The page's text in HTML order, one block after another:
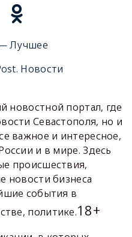
Лучшее
Новости
новостной портал, где
Севастополя, но и
важное и интересное,
и в мире. Здесь
происшествия,
новости бизнеса
события в
политике.18+